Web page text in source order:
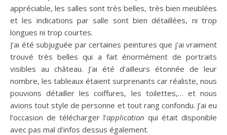
appréciable, les salles sont très belles, très bien meublées
et les indications par salle sont bien détaillées, ni trop
longues ni trop courtes.
J’ai été subjuguée par certaines peintures que j’ai vraiment
trouvé très belles qui a fait énormément de portraits
visibles au château. J’ai été d’ailleurs étonnée de leur
nombre, les tableaux étaient surprenants car réaliste, nous
pouvions détailler les coiffures, les toilettes,… et nous
avions tout style de personne et tout rang confondu. J’ai eu
l’occasion de télécharger l’application qui était disponible
avec pas mal d’infos dessus également.